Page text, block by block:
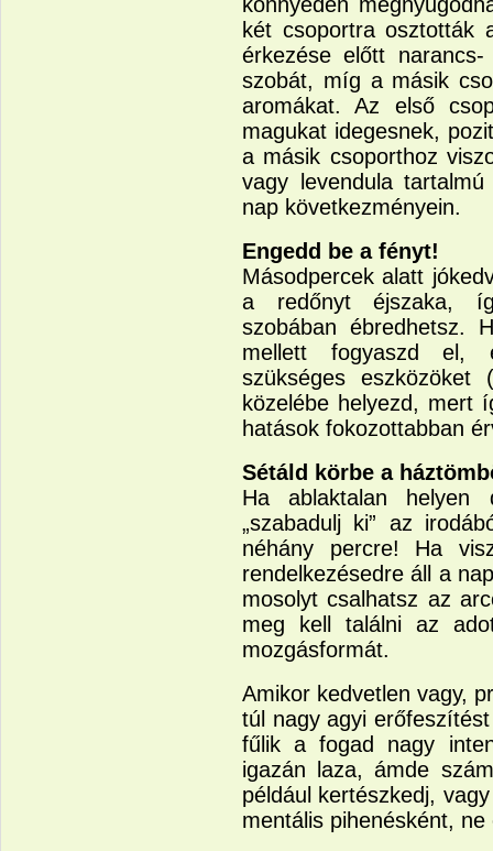
két csoportra osztották
érkezése előtt
szobát, míg a másik
aromákat. Az első
magukat idegesnek,
a másik csoporthoz
vagy levendula
nap következményein.
Engedd be a fényt!
Másodpercek alatt
a redőnyt éjszaka,
szobában ébredhetsz.
mellett fogyaszd el,
szükséges eszközöket
közelébe helyezd, mert
hatások fokozottabban
Sétáld körbe a
Ha ablaktalan helyen
„szabadulj ki” az
néhány percre! Ha
rendelkezésedre áll a
mosolyt csalhatsz az
meg kell találni az
mozgásformát.
Amikor kedvetlen vagy,
túl nagy agyi
fűlik a fogad nagy
igazán laza, ámde
például kertészkedj,
mentális pihenésként, ne